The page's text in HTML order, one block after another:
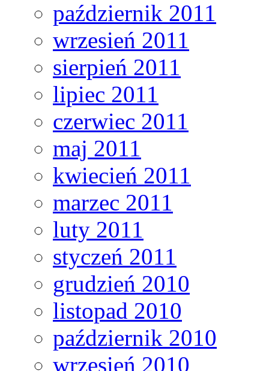
październik 2011
wrzesień 2011
sierpień 2011
lipiec 2011
czerwiec 2011
maj 2011
kwiecień 2011
marzec 2011
luty 2011
styczeń 2011
grudzień 2010
listopad 2010
październik 2010
wrzesień 2010